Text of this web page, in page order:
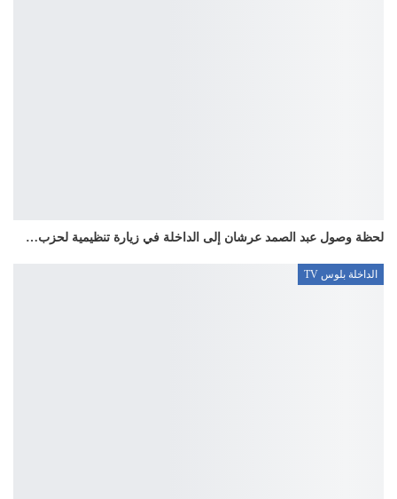
لحظة وصول عبد الصمد عرشان إلى الداخلة في زيارة تنظيمية لحزب…
الداخلة بلوس TV